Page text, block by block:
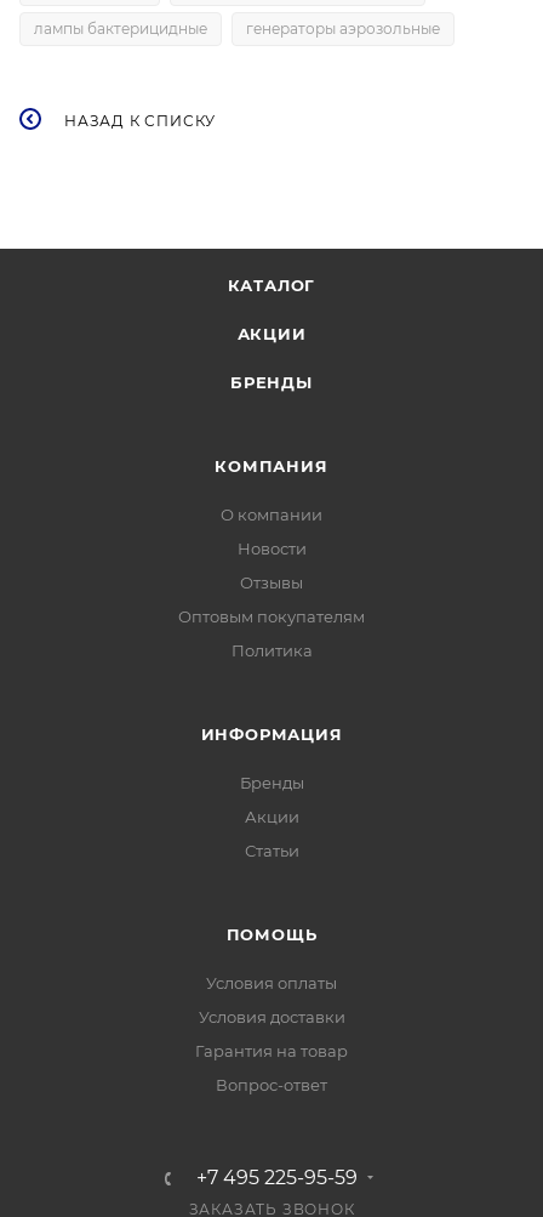
лампы бактерицидные генераторы аэрозольные
НАЗАД К СПИСКУ
КАТАЛОГ
АКЦИИ
БРЕНДЫ
КОМПАНИЯ
О компании
Новости
Отзывы
Оптовым покупателям
Политика
ИНФОРМАЦИЯ
Бренды
Акции
Статьи
ПОМОЩЬ
Условия оплаты
Условия доставки
Гарантия на товар
Вопрос-ответ
+7 495 225-95-59
ЗАКАЗАТЬ ЗВОНОК